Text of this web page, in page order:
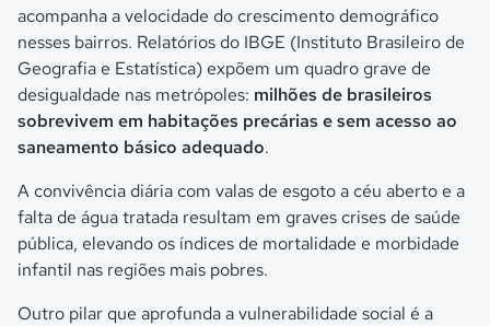
acompanha a velocidade do crescimento demográfico
nesses bairros. Relatórios do IBGE (Instituto Brasileiro de
Geografia e Estatística) expõem um quadro grave de
desigualdade nas metrópoles: milhões de brasileiros
sobrevivem em habitações precárias e sem acesso ao
saneamento básico adequado.
A convivência diária com valas de esgoto a céu aberto e a
falta de água tratada resultam em graves crises de saúde
pública, elevando os índices de mortalidade e morbidade
infantil nas regiões mais pobres.
Outro pilar que aprofunda a vulnerabilidade social é a